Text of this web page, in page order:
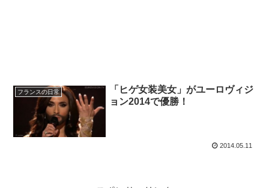
フランスの日常
「ヒゲ女装美女」がユーロヴィジ
ョン2014で優勝！
2014.05.11